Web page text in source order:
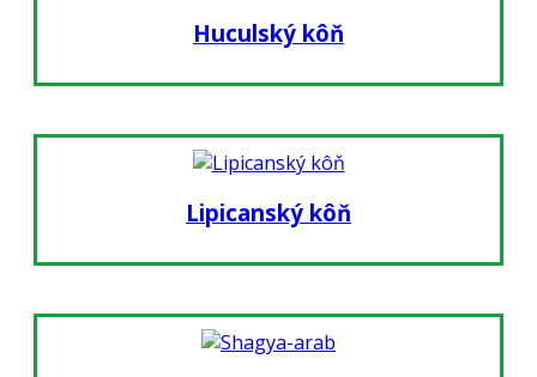
Huculský kôň
Lipicanský kôň